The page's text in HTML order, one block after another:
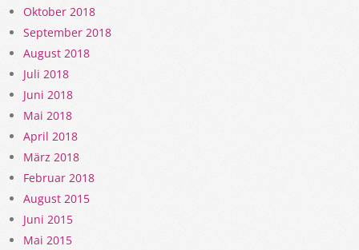
Oktober 2018
September 2018
August 2018
Juli 2018
Juni 2018
Mai 2018
April 2018
März 2018
Februar 2018
August 2015
Juni 2015
Mai 2015